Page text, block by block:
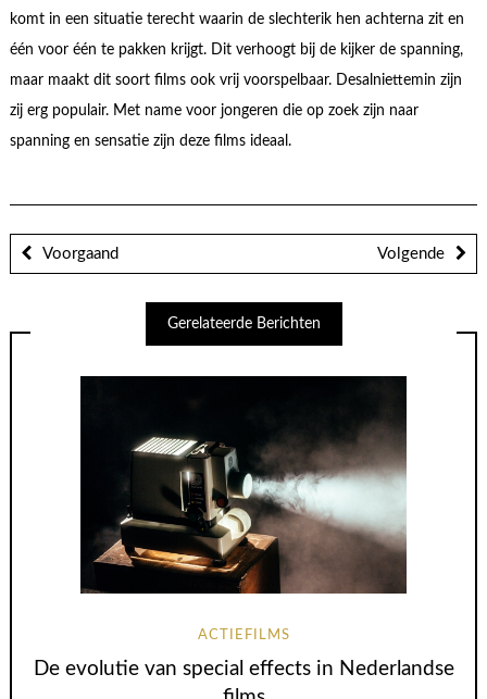
komt in een situatie terecht waarin de slechterik hen achterna zit en
één voor één te pakken krijgt. Dit verhoogt bij de kijker de spanning,
maar maakt dit soort films ook vrij voorspelbaar. Desalniettemin zijn
zij erg populair. Met name voor jongeren die op zoek zijn naar
spanning en sensatie zijn deze films ideaal.
Voorgaand Volgende
Gerelateerde Berichten
ACTIEFILMS
De evolutie van special effects in Nederlandse